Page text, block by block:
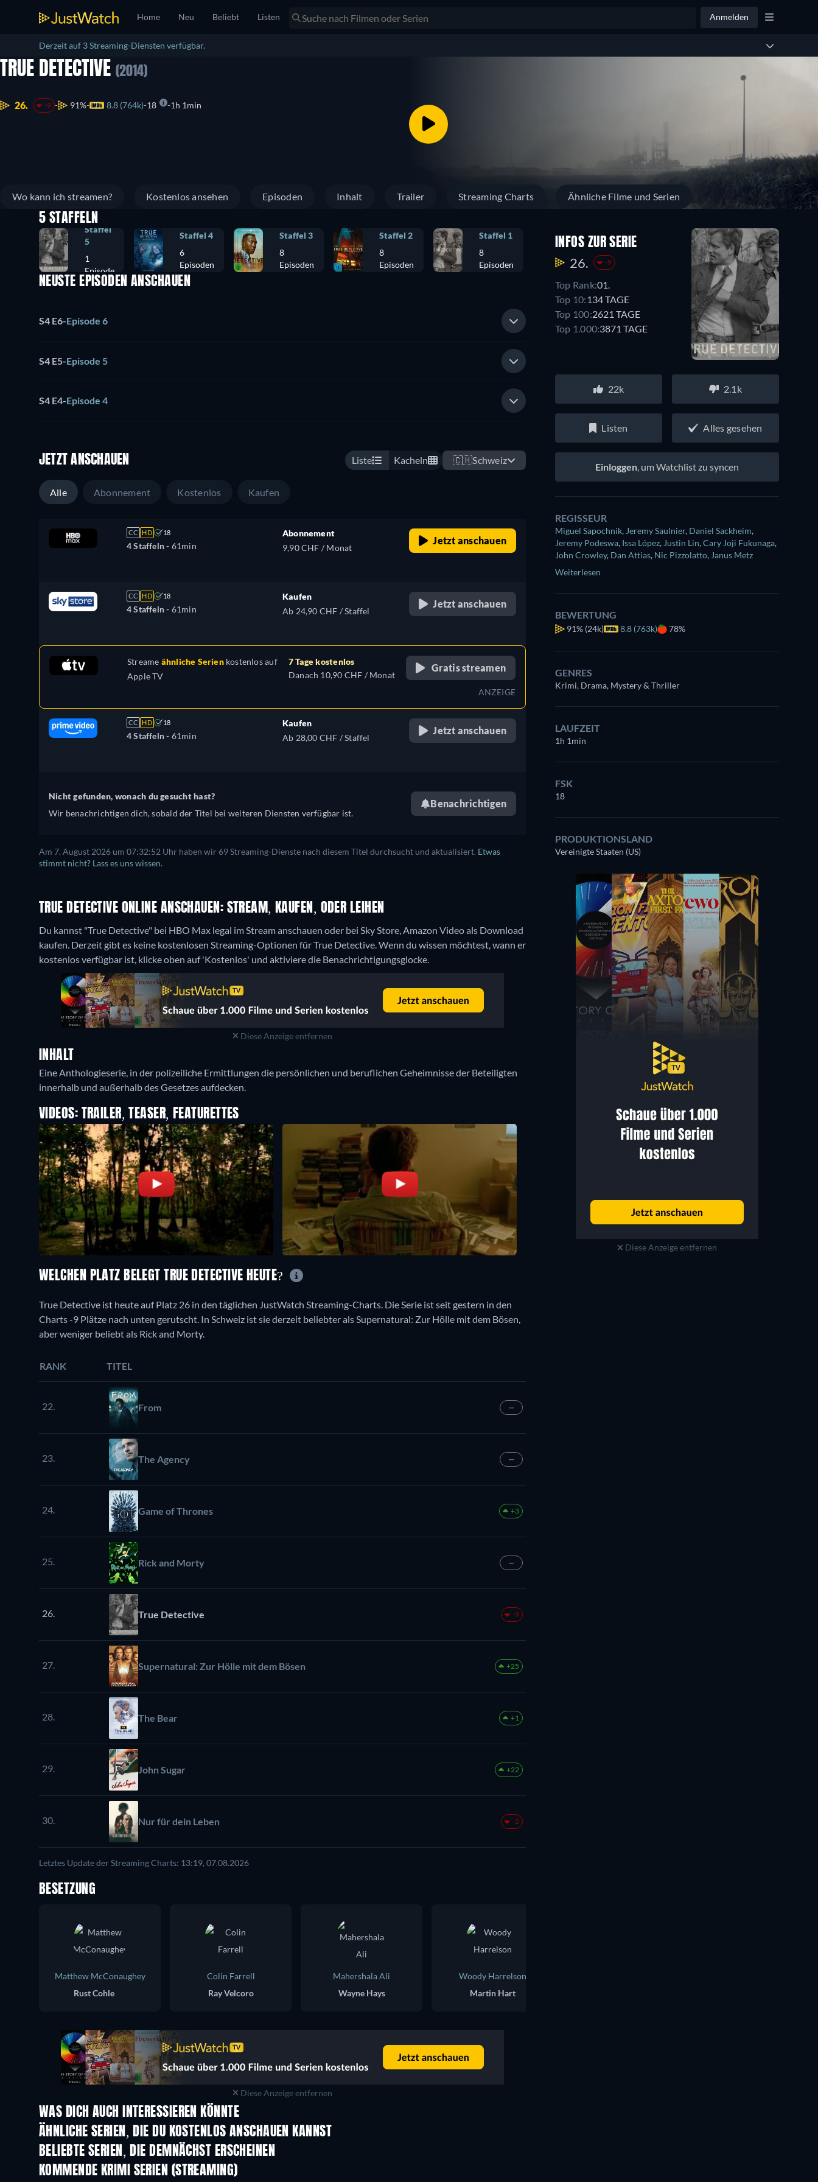
Home Neu Beliebt Listen Anmelden
Derzeit auf 3 Streaming-Diensten verfügbar.
TRUE DETECTIVE (2014)
26. -9 91% 8.8 (764k) 18 1h 1min
Wo kann ich streamen? Kostenlos ansehen Episoden Inhalt Trailer Streaming Charts Ähnliche Filme und Serien
5 STAFFELN
Staffel
5
1
Episode
Staffel 4
6
Episoden
Staffel 3
8
Episoden
Staffel 2
8
Episoden
Staffel 1
8
Episoden
NEUSTE EPISODEN ANSCHAUEN
S4 E6-Episode 6
S4 E5-Episode 5
S4 E4-Episode 4
JETZT ANSCHAUEN Liste Kacheln 🇨🇭Schweiz
Alle Abonnement Kostenlos Kaufen
CC HD 18
4 Staffeln - 61min
Abonnement
9,90 CHF / Monat
Jetzt anschauen
CC HD 18
4 Staffeln - 61min
Kaufen
Ab 24,90 CHF / Staffel
Jetzt anschauen
Streame ähnliche Serienkostenlos auf
Apple TV
7 Tage kostenlos
Danach 10,90 CHF / Monat
Gratis streamen
ANZEIGE
CC HD 18
4 Staffeln - 61min
Kaufen
Ab 28,00 CHF / Staffel
Jetzt anschauen
Nicht gefunden, wonach du gesucht hast?
Wir benachrichtigen dich, sobald der Titel bei weiteren Diensten verfügbar ist.
Benachrichtigen
Am 7. August 2026 um 07:32:52 Uhr haben wir 69 Streaming-Dienste nach diesem Titel durchsucht und aktualisiert. Etwas
stimmt nicht? Lass es uns wissen.
TRUE DETECTIVE ONLINE ANSCHAUEN: STREAM, KAUFEN, ODER LEIHEN
Du kannst "True Detective" bei HBO Max legal im Stream anschauen oder bei Sky Store, Amazon Video als Download
kaufen. Derzeit gibt es keine kostenlosen Streaming-Optionen für True Detective. Wenn du wissen möchtest, wann er
kostenlos verfügbar ist, klicke oben auf 'Kostenlos' und aktiviere die Benachrichtigungsglocke.
Diese Anzeige entfernen
INHALT
Eine Anthologieserie, in der polizeiliche Ermittlungen die persönlichen und beruflichen Geheimnisse der Beteiligten
innerhalb und außerhalb des Gesetzes aufdecken.
VIDEOS: TRAILER, TEASER, FEATURETTES
INFOS ZUR SERIE
26. -9
Top Rank:01.
Top 10: 134 TAGE
Top 100:2621 TAGE
Top 1.000:3871 TAGE
22k 2.1k
Listen Alles gesehen
Einloggen, um Watchlist zu syncen
REGISSEUR
Miguel Sapochnik, Jeremy Saulnier, Daniel Sackheim,
Jeremy Podeswa, Issa López, Justin Lin,Cary Joji Fukunaga,
John Crowley, Dan Attias, Nic Pizzolatto, Janus Metz
Weiterlesen
BEWERTUNG
91% (24k) 8.8 (763k) 78%
GENRES
Krimi, Drama, Mystery & Thriller
LAUFZEIT
1h 1min
FSK
18
PRODUKTIONSLAND
Vereinigte Staaten (US)
Diese Anzeige entfernen
WELCHEN PLATZ BELEGT TRUE DETECTIVE HEUTE?
True Detective ist heute auf Platz 26 in den täglichen JustWatch Streaming-Charts. Die Serie ist seit gestern in den
Charts -9 Plätze nach unten gerutscht. In Schweiz ist sie derzeit beliebter als Supernatural: Zur Hölle mit dem Bösen,
aber weniger beliebt als Rick and Morty.
RANK TITEL
22. From —
23. The Agency —
24. Game of Thrones +3
25. Rick and Morty —
26. True Detective -9
27. Supernatural: Zur Hölle mit dem Bösen +25
28. The Bear +1
29. John Sugar +22
30. Nur für dein Leben -2
Letztes Update der Streaming Charts: 13:19, 07.08.2026
BESETZUNG
Matthew McConaughey
Rust Cohle
Colin Farrell
Ray Velcoro
Mahershala Ali
Wayne Hays
Woody Harrelson
Martin Hart
Diese Anzeige entfernen
WAS DICH AUCH INTERESSIEREN KÖNNTE
Serie
ÄHNLICHE SERIEN, DIE DU KOSTENLOS ANSCHAUEN KANNST
Serie Serie
BELIEBTE SERIEN, DIE DEMNÄCHST ERSCHEINEN
Serie Serie
KOMMENDE KRIMI SERIEN (STREAMING)
Staffel 6